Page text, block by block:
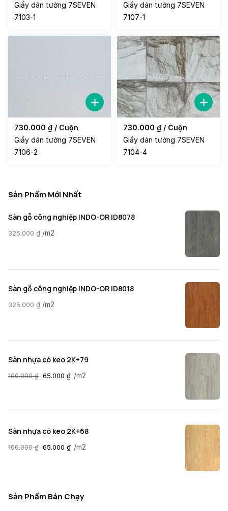
Giấy dán tường 7SEVEN
7103-1
Giấy dán tường 7SEVEN
7107-1
730.000 ₫ / Cuộn
Giấy dán tường 7SEVEN
7106-2
730.000 ₫ / Cuộn
Giấy dán tường 7SEVEN
7104-4
Sản Phẩm Mới Nhất
Sàn gỗ công nghiệp INDO-OR ID8078
325.000 ₫ /m2
Sàn gỗ công nghiệp INDO-OR ID8018
325.000 ₫ /m2
Sàn nhựa có keo 2K+79
100.000₫ 65.000 ₫ /m2
Sàn nhựa có keo 2K+68
100.000₫ 65.000 ₫ /m2
Sản Phẩm Bán Chạy